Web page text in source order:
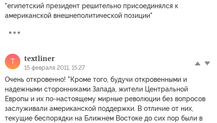
"египетский президент решительно присоединялся к
американской внешнеполитической позиции"
T textliner
15 февраля 2011, 15:27
Очень откровенно! "Кроме того, будучи откровенными и
надежными сторонниками Запада, жители Центральной
Европы и их по-настоящему мирные революции без вопросов
заслуживали американской поддержки. В отличие от них,
текущие беспорядки на Ближнем Востоке до сих пор были в